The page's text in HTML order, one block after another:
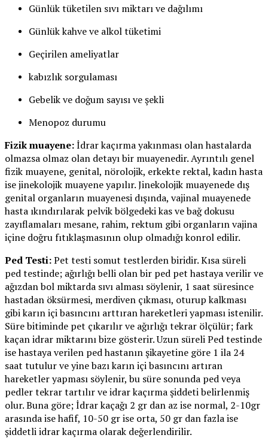
Günlük tüketilen sıvı miktarı ve dağılımı
Günlük kahve ve alkol tüketimi
Geçirilen ameliyatlar
kabızlık sorgulaması
Gebelik ve doğum sayısı ve şekli
Menopoz durumu
Fizik muayene:İdrar kaçırma yakınması olan hastalarda
olmazsa olmaz olan detayı bir muayenedir. Ayrıntılı genel
fizik muayene, genital, nörolojik, erkekte rektal, kadın hasta
ise jinekolojik muayene yapılır. Jinekolojik muayenede dış
genital organların muayenesi dışında, vajinal muayenede
hasta ıkındırılarak pelvik bölgedeki kas ve bağ dokusu
zayıflamaları mesane, rahim, rektum gibi organların vajina
içine doğru fıtıklaşmasının olup olmadığı konrol edilir.
Ped Testi:Pet testi somut testlerden biridir. Kısa süreli
ped testinde; ağırlığı belli olan bir ped pet hastaya verilir ve
ağızdan bol miktarda sıvı alması söylenir, 1 saat süresince
hastadan öksürmesi, merdiven çıkması, oturup kalkması
gibi karın içi basıncını arttıran hareketleri yapması istenilir.
Süre bitiminde pet çıkarılır ve ağırlığı tekrar ölçülür; fark
kaçan idrar miktarını bize gösterir. Uzun süreli Ped testinde
ise hastaya verilen ped hastanın şikayetine göre 1 ila 24
saat tutulur ve yine bazı karın içi basıncını artıran
hareketler yapması söylenir, bu süre sonunda ped veya
pedler tekrar tartılır ve idrar kaçırma şiddeti belirlenmiş
olur. Buna göre; İdrar kaçağı 2 gr dan az ise normal, 2-10gr
arasında ise hafif, 10-50 gr ise orta, 50 gr dan fazla ise
şiddetli idrar kaçırma olarak değerlendirilir.